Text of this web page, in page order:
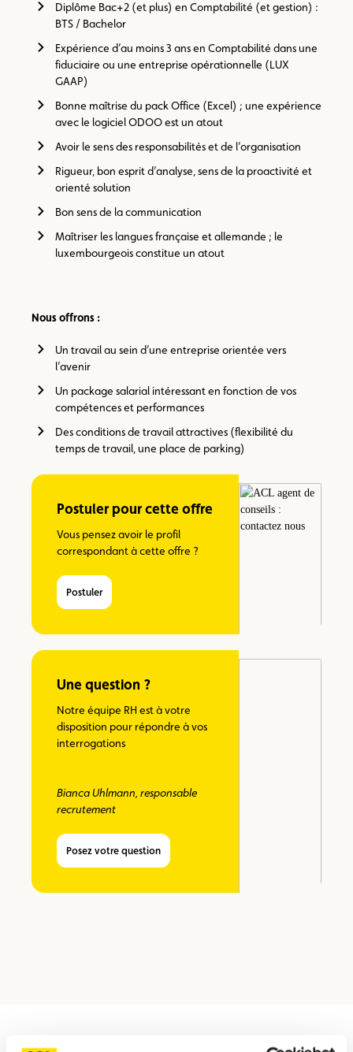
Diplôme Bac+2 (et plus) en Comptabilité (et gestion) :
BTS / Bachelor
Expérience d’au moins 3 ans en Comptabilité dans une
fiduciaire ou une entreprise opérationnelle (LUX
GAAP)
Bonne maîtrise du pack Office (Excel) ; une expérience
avec le logiciel ODOO est un atout
Avoir le sens des responsabilités et de l’organisation
Rigueur, bon esprit d’analyse, sens de la proactivité et
orienté solution
Bon sens de la communication
Maîtriser les langues française et allemande ; le
luxembourgeois constitue un atout
Nous offrons :
Un travail au sein d’une entreprise orientée vers
l’avenir
Un package salarial intéressant en fonction de vos
compétences et performances
Des conditions de travail attractives (flexibilité du
temps de travail, une place de parking)
Postuler pour cette offre
Vous pensez avoir le profil
correspondant à cette offre ?
Postuler
Une question ?
Notre équipe RH est à votre
disposition pour répondre à vos
interrogations
Bianca Uhlmann, responsable
recrutement
Posez votre question